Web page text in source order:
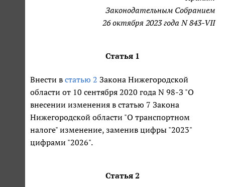
Законодательным Собранием
26 октября 2023 года N 843-VII
Статья 1
Внести в статью 2 Закона Нижегородской
области от 10 сентября 2020 года N 98-З "О
внесении изменения в статью 7 Закона
Нижегородской области "О транспортном
налоге" изменение, заменив цифры "2023"
цифрами "2026".
Статья 2